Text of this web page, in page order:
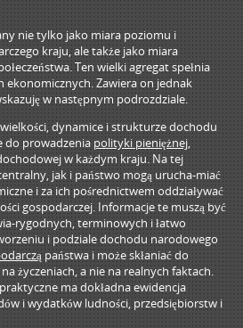
nie tylko jako miara poziomu i
kraju, ale także jako miara
Ten wielki agregat spełnia
ekonomicznych. Zawiera on jednak
w następnym podrozdziale.
dynamice i strukturze dochodu
do prowadzeniapolityki pieniężnej,
w każdym kraju. Na tej
jak i państwo mogą urucha-miać
i za ich pośrednictwem oddziaływać
gospodarczej. Informacje te muszą być
rygodnych, terminowych i łatwo
i podziale dochodu narodowego
państwa i może skłaniać do
życzeniach, a nie na realnych faktach.
ma dokładna ewidencja
i wydatków ludności, przedsiębiorstw i